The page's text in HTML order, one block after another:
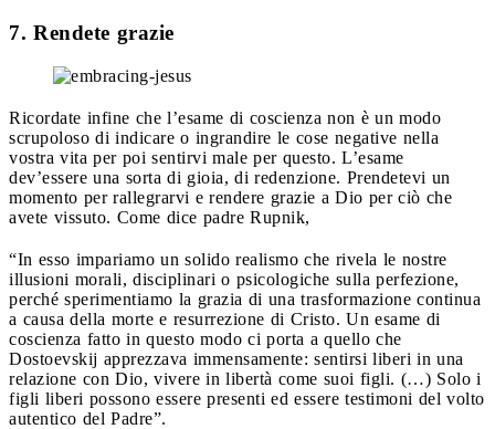
7. Rendete grazie
Ricordate infine che l’esame di coscienza non è un modo
scrupoloso di indicare o ingrandire le cose negative nella
vostra vita per poi sentirvi male per questo. L’esame
dev’essere una sorta di gioia, di redenzione. Prendetevi un
momento per rallegrarvi e rendere grazie a Dio per ciò che
avete vissuto. Come dice padre Rupnik,
“In esso impariamo un solido realismo che rivela le nostre
illusioni morali, disciplinari o psicologiche sulla perfezione,
perché sperimentiamo la grazia di una trasformazione continua
a causa della morte e resurrezione di Cristo. Un esame di
coscienza fatto in questo modo ci porta a quello che
Dostoevskij apprezzava immensamente: sentirsi liberi in una
relazione con Dio, vivere in libertà come suoi figli. (…) Solo i
figli liberi possono essere presenti ed essere testimoni del volto
autentico del Padre”.